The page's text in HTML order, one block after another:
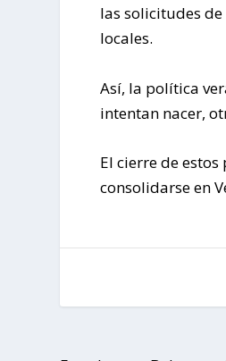
las solicitudes
locales.
Así, la política
intentan nacer,
El cierre de
consolidarse en